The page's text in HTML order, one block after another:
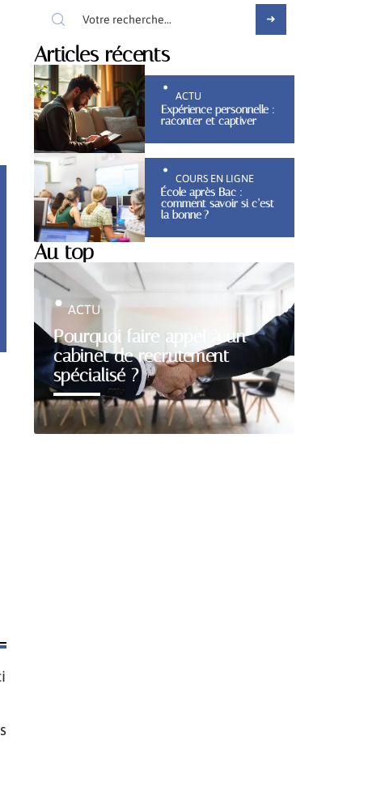
Articles récents
ACTU
Expérience personnelle :
raconter et captiver
COURS EN LIGNE
École après Bac :
comment savoir si c’est
la bonne ?
Au top
Pourquoi faire appel à un
cabinet de recrutement
spécialisé ?
ACTU